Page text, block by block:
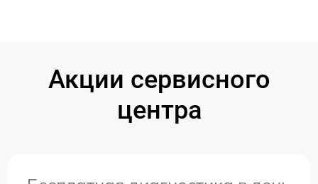
Акции сервисного
центра